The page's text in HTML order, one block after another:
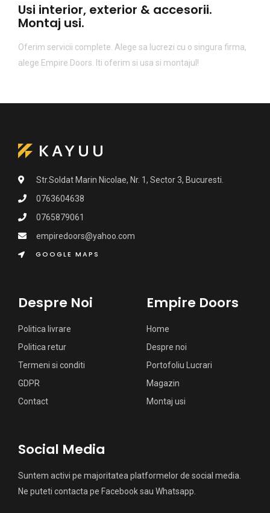
Usi interior, exterior & accesorii.
Montaj usi.
Oferim servicii complete. Alege sa lucrezi cu o singura firma,
alege Empire Doors. Iti oferim si usa si montajul!
Str.Soldat Marin Nicolae, Nr. 1, Sector 3, Bucuresti.
0763604638
0765879061
empiredoors@yahoo.com
GOOGLE MAPS
Despre Noi
Politica livrare
Politica retur
Termeni si conditi
GDPR
Contact
Empire Doors
Home
Despre noi
Portofoliu Lucrari
Magazin
Montaj usi
Social Media
Suntem activi pe majoritatea platformelor de social media.
Ne puteti contacta pe Facebook sau Whatsapp.